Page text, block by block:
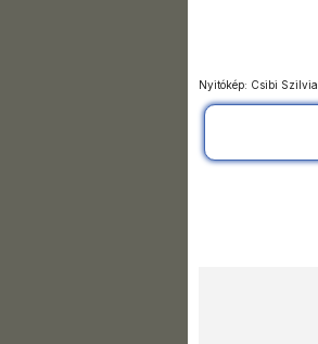
Nyitókép: Csibi Szilvia